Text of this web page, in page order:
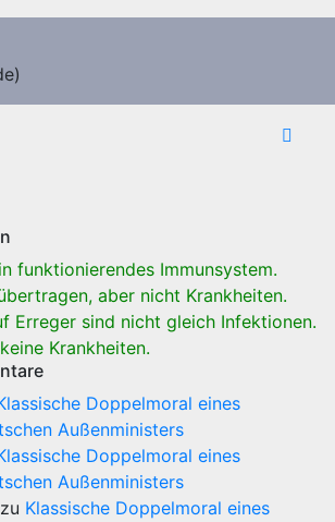
funktionierendes Immunsystem.
aber nicht Krankheiten.
Erreger sind nicht gleich Infektionen.
Krankheiten.
Doppelmoral eines
Außenministers
Doppelmoral eines
Außenministers
zu Klassische Doppelmoral eines